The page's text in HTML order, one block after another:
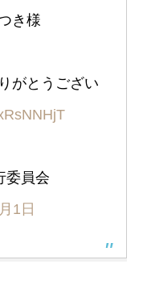
き様
がとうござい
委員会
1日